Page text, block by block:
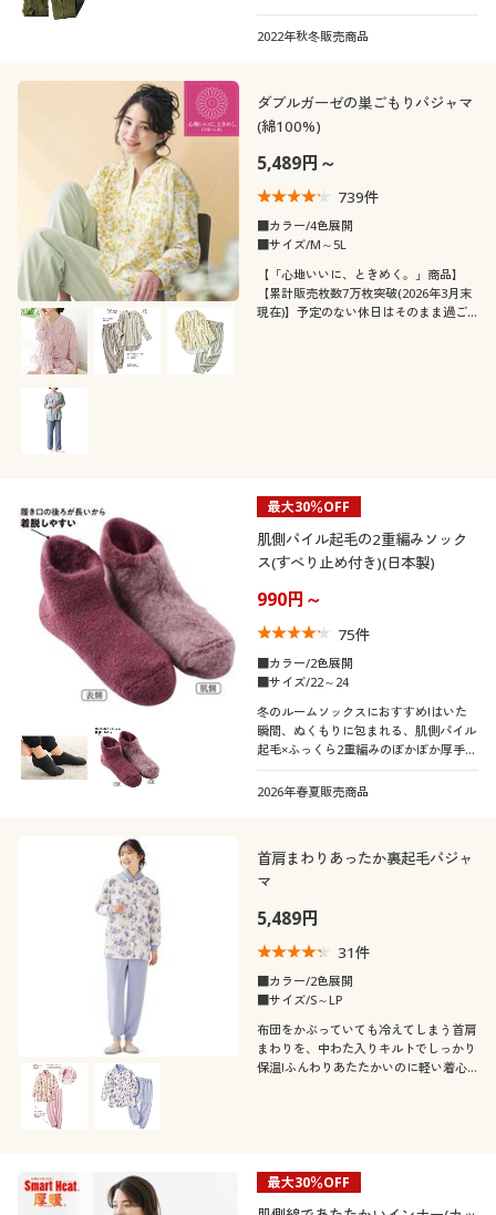
2022年秋冬販売商品
ダブルガーゼの巣ごもりパジャマ
(綿100%)
5,489円～
739件
■カラー/4色展開
■サイズ/M～5L
【「心地いいに、ときめく。」商品】
【累計販売枚数7万枚突破(2026年3月末
現在)】予定のない休日はそのまま過ご
最大30％OFF
肌側パイル起毛の2重編みソック
ス(すべり止め付き)(日本製)
990円～
75件
■カラー/2色展開
■サイズ/22～24
冬のルームソックスにおすすめ!はいた
瞬間、ぬくもりに包まれる、肌側パイル
起毛×ふっくら2重編みのぽかぽか厚手タ
イプ、足底すべり止め付き
2026年春夏販売商品
首肩まわりあったか裏起毛パジャ
マ
5,489円
31件
■カラー/2色展開
■サイズ/S～LP
布団をかぶっていても冷えてしまう首肩
まわりを、中わた入りキルトでしっかり
保温!ふんわりあたたかいのに軽い着心
最大30％OFF